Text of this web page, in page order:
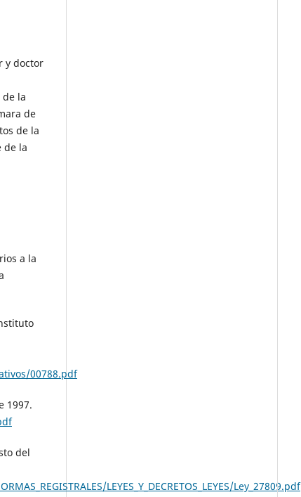
y doctor
de la
de
de la
de la
a la
00788.pdf
1997.
del
LEYES_Y_DECRETOS_LEYES/Ley_27809.pdf